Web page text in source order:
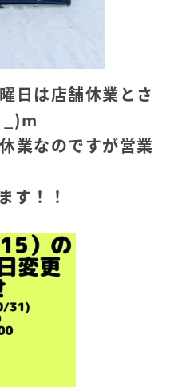
日は店舗休業とさ
_)m
業なのですが営業
す！！